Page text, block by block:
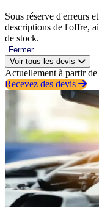
Sous réserve d'erreurs
descriptions de l'offre,
de stock.
Fermer
Voir tous les devis
Actuellement à partir
Recevez des devis